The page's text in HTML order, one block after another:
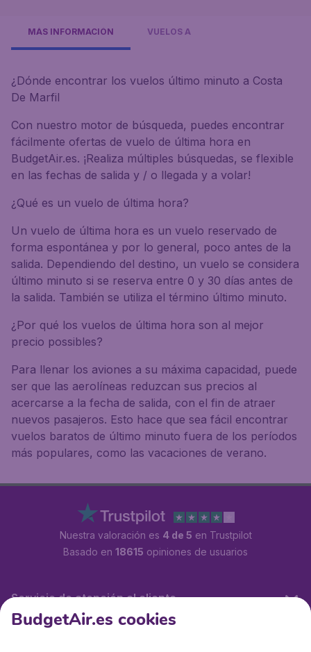
MÁS INFORMACIÓN VUELOS A
¿Dónde encontrar los vuelos último minuto a Costa
De Marfil
Con nuestro motor de búsqueda, puedes encontrar
fácilmente ofertas de vuelo de última hora en
BudgetAir.es. ¡Realiza múltiples búsquedas, se flexible
en las fechas de salida y / o llegada y a volar!
¿Qué es un vuelo de última hora?
Un vuelo de última hora es un vuelo reservado de
forma espontánea y por lo general, poco antes de la
salida. Dependiendo del destino, un vuelo se considera
último minuto si se reserva entre 0 y 30 días antes de
la salida. También se utiliza el término último minuto.
¿Por qué los vuelos de última hora son al mejor
precio possibles?
Para llenar los aviones a su máxima capacidad, puede
ser que las aerolíneas reduzcan sus precios al
acercarse a la fecha de salida, con el fin de atraer
nuevos pasajeros. Esto hace que sea fácil encontrar
vuelos baratos de último minuto fuera de los períodos
más populares, como las vacaciones de verano.
Nuestra valoración es 4 de 5 en Trustpilot
Basado en 18615 opiniones de usuarios
Servicio de atención al cliente
BudgetAir.es cookies